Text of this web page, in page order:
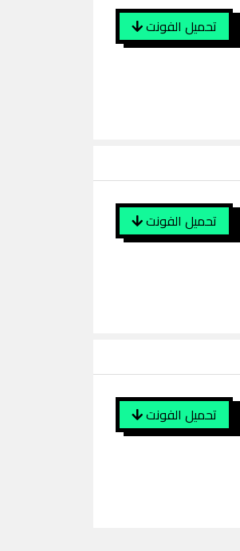
تحميل الفونت
تحميل الفونت
تحميل الفونت